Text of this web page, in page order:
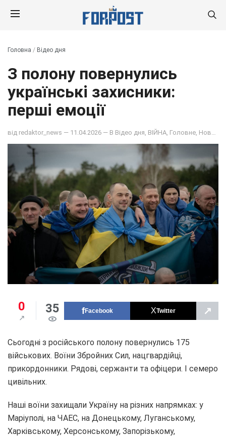
Головна / Відео дня
З полону повернулись
українські захисники:
перші емоції
від redaktor_news — 11.04.2026 — В Відео дня ВІЙНА Головне Новина дня
0 35 Facebook Twitter ↗
Сьогодні з російського полону повернулись 175
військових. Воїни Збройних Сил, нацгвардійці,
прикордонники. Рядові, сержанти та офіцери. І семеро
цивільних.
Наші воїни захищали Україну на різних напрямках: у
Маріуполі, на ЧАЕС, на Донецькому, Луганському,
Харківському, Херсонському, Запорізькому,